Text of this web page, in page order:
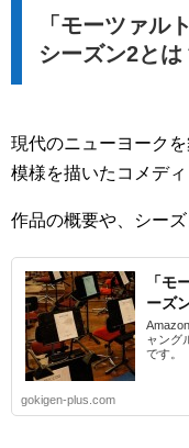
「モーツァル
シーズン2とは
現代のニューヨーク
模様を描いたコメディ
作品の概要や、シーズ
「モ
ーズ
ャング
です。
gokigen-plus.com